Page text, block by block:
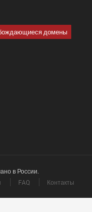
домены
в России.
FAQ Контакты